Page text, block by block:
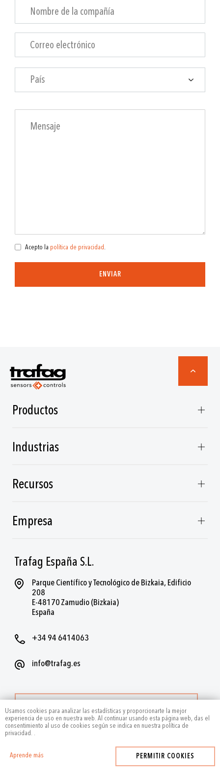
Usamos cookies para analizar las estadísticas y proporcionarte la mejor
experiencia de uso en nuestra web. Al continuar usando esta página web, das el
consentimiento al uso de cookies según se indica en nuestra política de
privacidad.
Aprende más
.
PERMITIR COOKIES
País
Acepto la política de privacidad.
ENVIAR
Trafag España S.L.
Parque Científico y Tecnológico de Bizkaia, Edificio
208
E-48170 Zamudio (Bizkaia)
España
+34 94 6414063
info@trafag.es
MÁS CONTACTOS
Productos
Industrias
Recursos
Empresa